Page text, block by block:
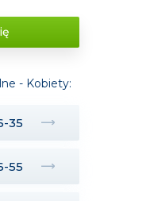
- Kobiety:
35
55